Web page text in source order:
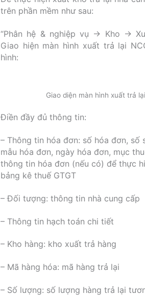
trên phần mềm như sau:
“Phân hệ & nghiệp vụ → Kho →
Giao hiện màn hình xuất trả lại
hình:
Giao diện màn hình xuất trả
Điền đầy đủ thông tin:
– Thông tin hóa đơn: số hóa đơn, số
mẫu hóa đơn, ngày hóa đơn, mục
thông tin hóa đơn (nếu có) để thực
bảng kê thuế GTGT
– Đối tượng: thông tin nhà cung cấp
– Thông tin hạch toán chi tiết
– Kho hàng: kho xuất trả hàng
– Mã hàng hóa: mã hàng trả lại
– Số lượng: số lượng hàng trả lại